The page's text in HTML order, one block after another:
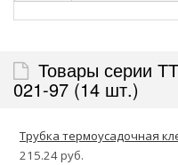
Товары серии
021-97 (14 шт.)
Трубка термоусадочная
215.24 руб.